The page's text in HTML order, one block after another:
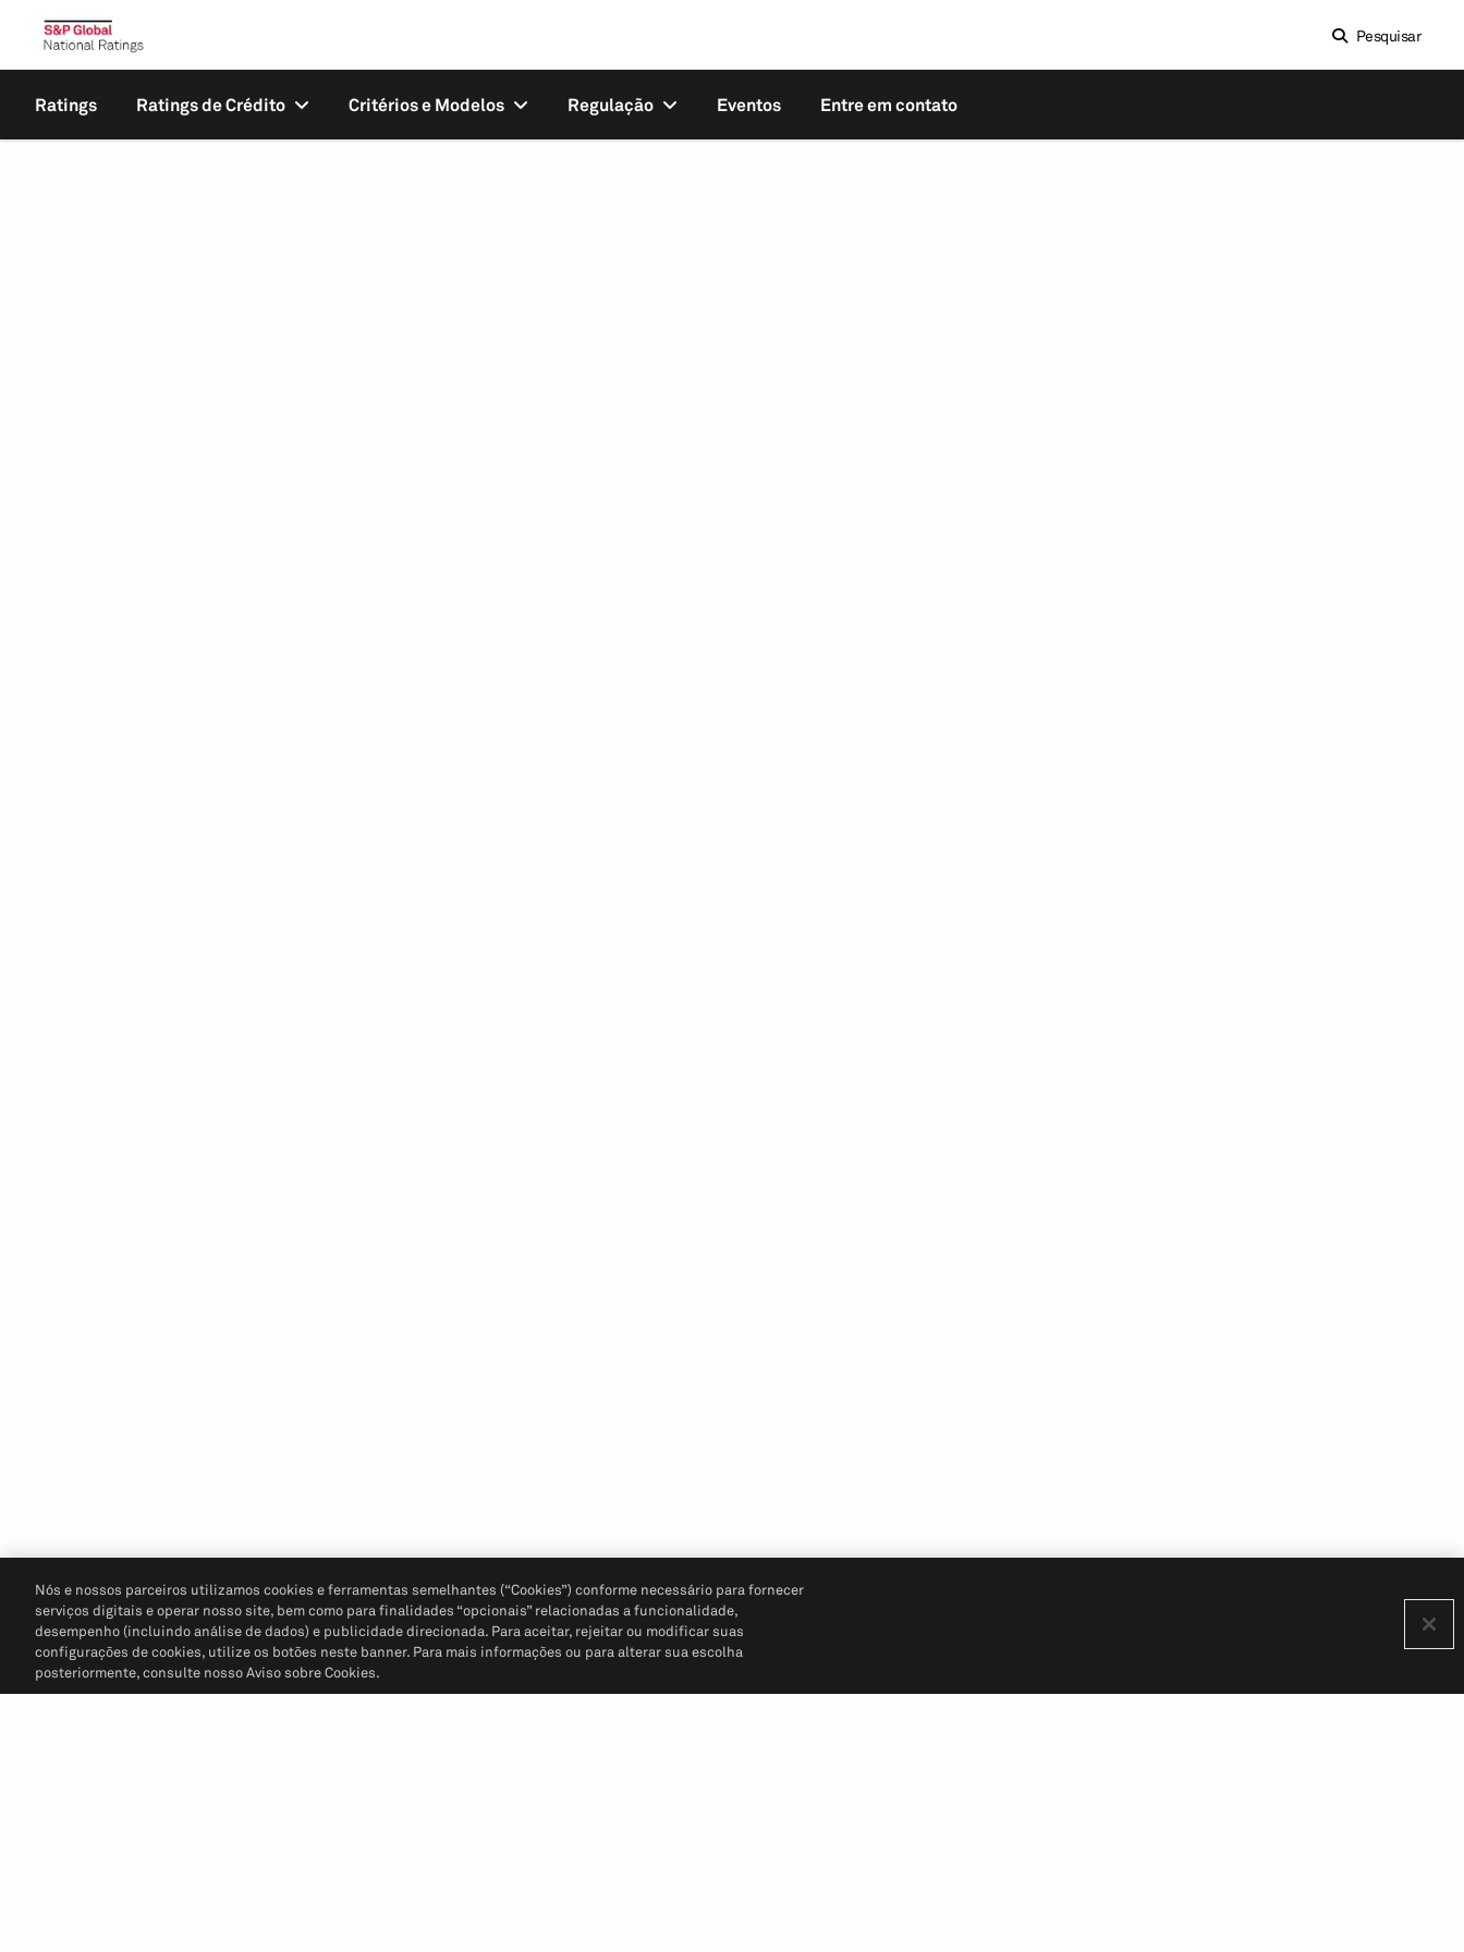
Pesquisar
Ratings Ratings de Crédito Critérios e Modelos Regulação Eventos Entre em contato
Nós e nossos parceiros utilizamos cookies e ferramentas semelhantes (“Cookies”) conforme necessário para fornecer
serviços digitais e operar nosso site, bem como para finalidades “opcionais” relacionadas a funcionalidade,
desempenho (incluindo análise de dados) e publicidade direcionada. Para aceitar, rejeitar ou modificar suas
configurações de cookies, utilize os botões neste banner. Para mais informações ou para alterar sua escolha
posteriormente, consulte nosso Aviso sobre Cookies.